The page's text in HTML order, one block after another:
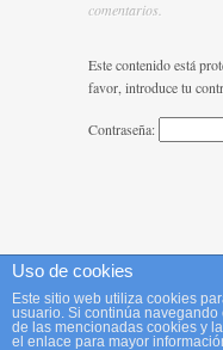
comentarios.
Este contenido está
favor, introduce tu
Contraseña:
Designed by
Uso de cookies
Este sitio web utiliza cookies
usuario. Si continúa
de las mencionadas cookies y
el enlace para mayor